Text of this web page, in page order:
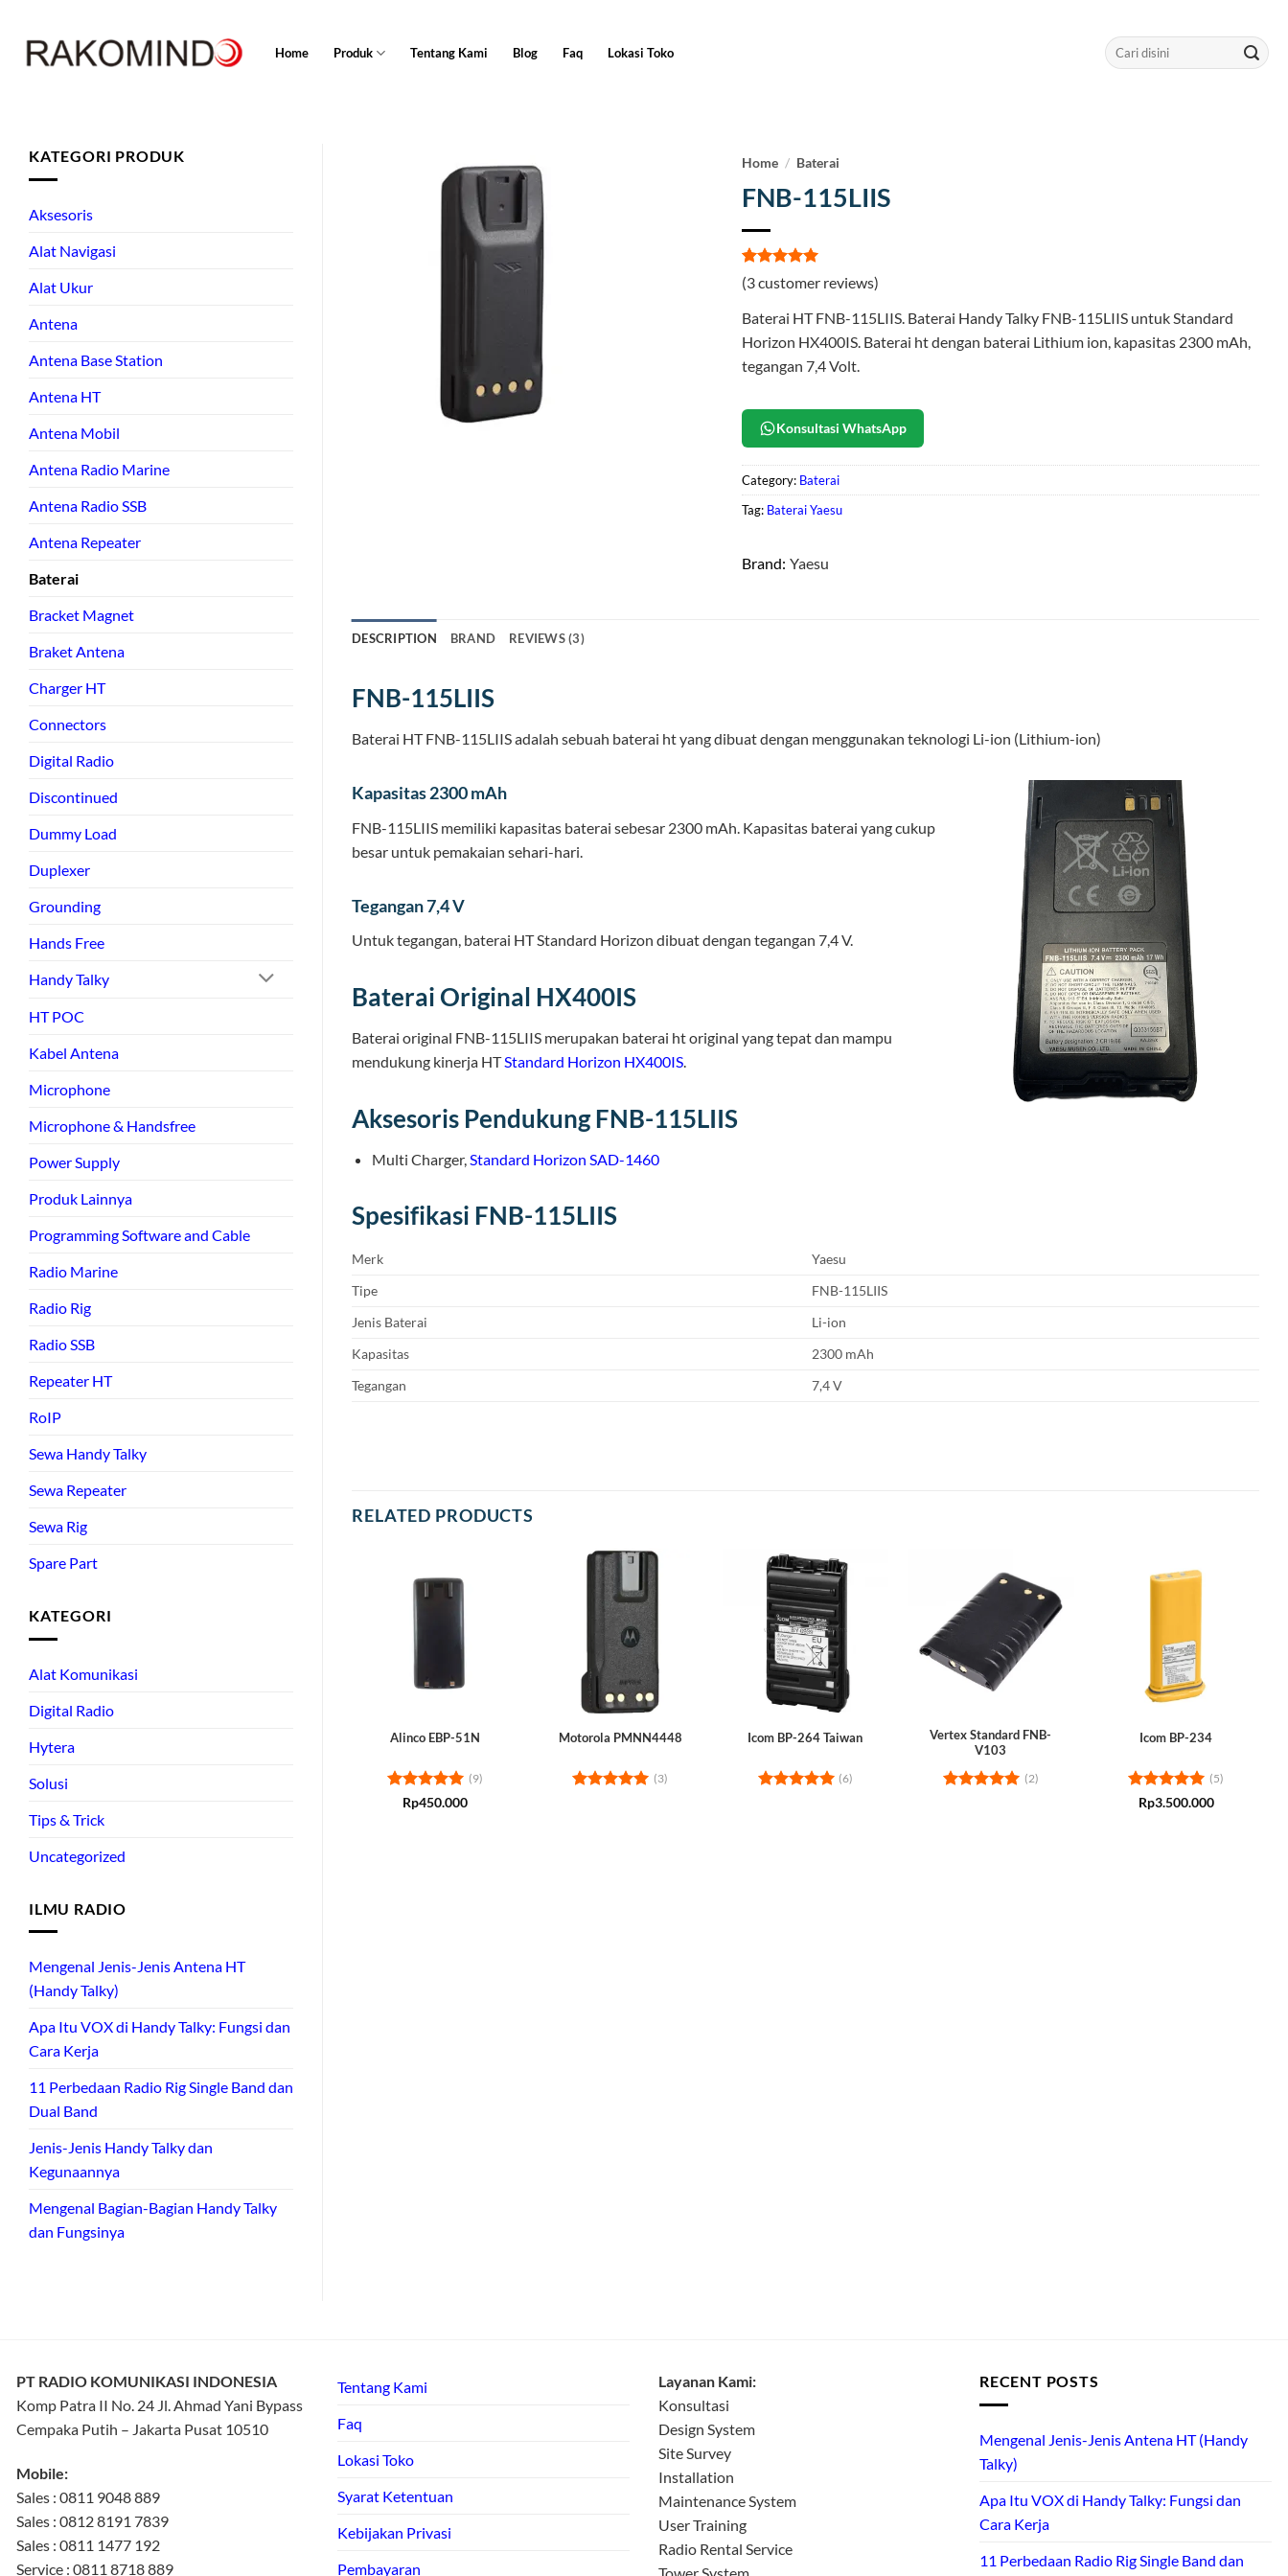
content
Home Produk Tentang Kami Blog Faq Lokasi Toko
Search
for:
KATEGORI PRODUK
Aksesoris
Alat Navigasi
Alat Ukur
Antena
Antena Base Station
Antena HT
Antena Mobil
Antena Radio Marine
Antena Radio SSB
Antena Repeater
Baterai
Bracket Magnet
Braket Antena
Charger HT
Connectors
Digital Radio
Discontinued
Dummy Load
Duplexer
Grounding
Hands Free
Handy Talky
HT POC
Kabel Antena
Microphone
Microphone & Handsfree
Power Supply
Produk Lainnya
Programming Software and Cable
Radio Marine
Radio Rig
Radio SSB
Repeater HT
RoIP
Sewa Handy Talky
Sewa Repeater
Sewa Rig
Spare Part
KATEGORI
Alat Komunikasi
Digital Radio
Hytera
Solusi
Tips & Trick
Uncategorized
ILMU RADIO
Mengenal Jenis-Jenis Antena HT
(Handy Talky)
Apa Itu VOX di Handy Talky: Fungsi dan
Cara Kerja
11 Perbedaan Radio Rig Single Band dan
Dual Band
Jenis-Jenis Handy Talky dan
Kegunaannya
Mengenal Bagian-Bagian Handy Talky
dan Fungsinya
Home / Baterai
FNB-115LIIS
Rated5
out of 5
3
customer
ratings
(3customer reviews)
Baterai HT FNB-115LIIS. Baterai Handy Talky FNB-115LIIS untuk Standard
Horizon HX400IS. Baterai ht dengan baterai Lithium ion, kapasitas 2300 mAh,
tegangan 7,4 Volt.
Konsultasi WhatsApp
Category: Baterai
Tag: Baterai Yaesu
Brand: Yaesu
DESCRIPTION BRAND REVIEWS (3)
FNB-115LIIS
Baterai HT FNB-115LIIS adalah sebuah baterai ht yang dibuat dengan menggunakan teknologi Li-ion (Lithium-ion)
Kapasitas 2300 mAh
FNB-115LIIS memiliki kapasitas baterai sebesar 2300 mAh. Kapasitas baterai yang cukup
besar untuk pemakaian sehari-hari.
Tegangan 7,4 V
Untuk tegangan, baterai HT Standard Horizon dibuat dengan tegangan 7,4 V.
Baterai Original HX400IS
Baterai original FNB-115LIIS merupakan baterai ht original yang tepat dan mampu
mendukung kinerja HTStandard Horizon HX400IS.
Aksesoris Pendukung FNB-115LIIS
Multi Charger, Standard Horizon SAD-1460
Spesifikasi FNB-115LIIS
Merk
Yaesu
Tipe
FNB-115LIIS
Jenis Baterai
Li-ion
Kapasitas
2300 mAh
Tegangan
7,4 V
RELATED PRODUCTS
Alinco EBP-51N
Rated5
(9)
Rp450.000
Motorola PMNN4448
(3)
Icom BP-264 Taiwan
(6)
Vertex Standard FNB-
V103
(2)
Icom BP-234
Rated5
(5)
Rp3.500.000
PT RADIO KOMUNIKASI INDONESIA
Komp Patra II No. 24 Jl. Ahmad Yani Bypass
Cempaka Putih – Jakarta Pusat 10510
Mobile:
Sales : 0811 9048 889
Sales : 0812 8191 7839
Sales : 0811 1477 192
Service : 0811 8718 889
Tentang Kami
Faq
Lokasi Toko
Syarat Ketentuan
Kebijakan Privasi
Pembayaran
Layanan Kami:
Konsultasi
Design System
Site Survey
Installation
Maintenance System
User Training
Radio Rental Service
RECENT POSTS
Mengenal Jenis-Jenis Antena HT (Handy
Talky)
Apa Itu VOX di Handy Talky: Fungsi dan
Cara Kerja
11 Perbedaan Radio Rig Single Band dan